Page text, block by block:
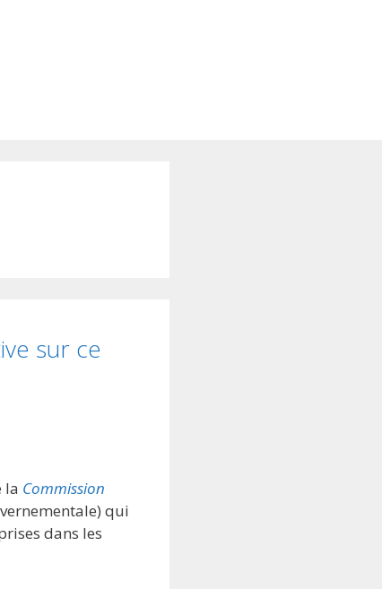
sur ce
la Commission
qui
dans les